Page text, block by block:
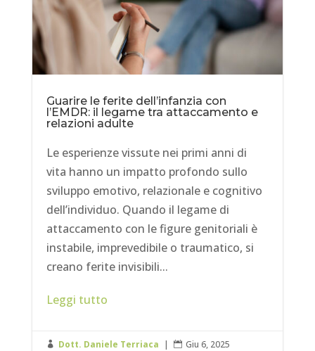
Guarire le ferite dell’infanzia con
l’EMDR: il legame tra attaccamento e
relazioni adulte
Le esperienze vissute nei primi anni di
vita hanno un impatto profondo sullo
sviluppo emotivo, relazionale e cognitivo
dell’individuo. Quando il legame di
attaccamento con le figure genitoriali è
instabile, imprevedibile o traumatico, si
creano ferite invisibili...
Leggi tutto
 Dott. Daniele Terriaca |  Giu 6, 2025